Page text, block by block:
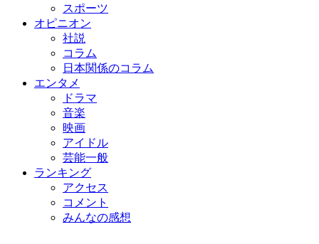
スポーツ
オピニオン
社説
コラム
日本関係のコラム
エンタメ
ドラマ
音楽
映画
アイドル
芸能一般
ランキング
アクセス
コメント
みんなの感想